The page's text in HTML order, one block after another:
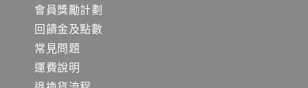
會員獎勵計劃
回饋金及點數
常見問題
運費說明